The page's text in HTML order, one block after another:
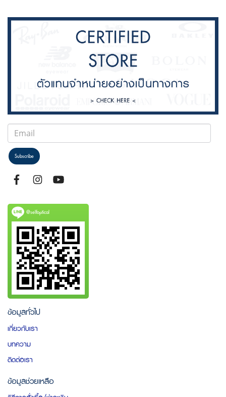
Subscribe
@selfoptical
ข้อมูลทั่วไป
เกี่ยวกับเรา
บทความ
ติดต่อเรา
ข้อมูลช่วยเหลือ